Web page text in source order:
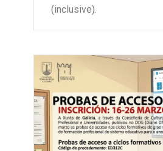
(inclusive).